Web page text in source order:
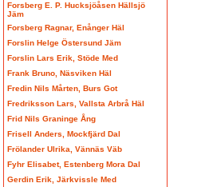
Forsberg E. P. Hucksjöåsen Hällsjö
Jäm
Forsberg Ragnar, Enånger Häl
Forslin Helge Östersund Jäm
Forslin Lars Erik, Stöde Med
Frank Bruno, Näsviken Häl
Fredin Nils Mårten, Burs Got
Fredriksson Lars, Vallsta Arbrå Häl
Frid Nils Graninge Ång
Frisell Anders, Mockfjärd Dal
Frölander Ulrika, Vännäs Väb
Fyhr Elisabet, Estenberg Mora Dal
Gerdin Erik, Järkvissle Med